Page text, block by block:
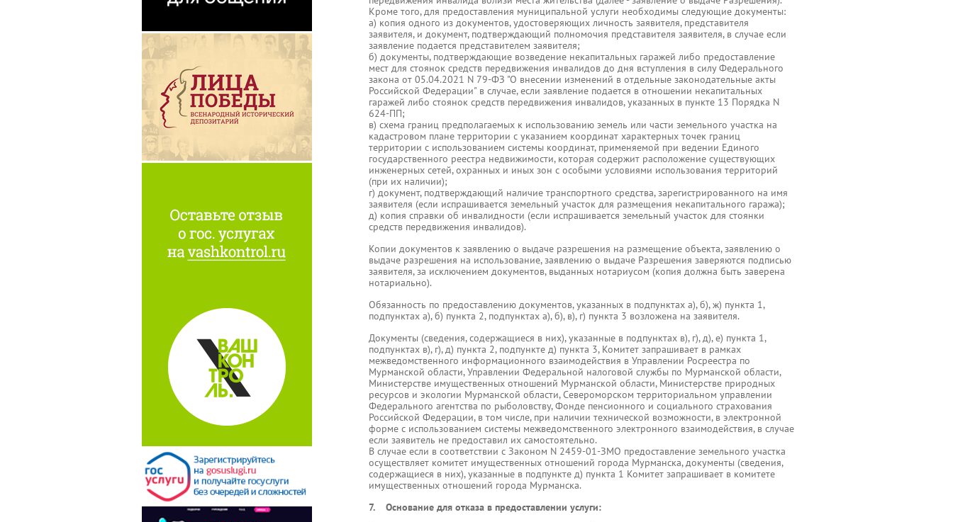
Кроме того, для предоставления муниципальной услуги необходимы следующие документы:
а) копия одного из документов, удостоверяющих личность заявителя, представителя
заявителя, и документ, подтверждающий полномочия представителя заявителя, в случае если
заявление подается представителем заявителя;
б) документы, подтверждающие возведение некапитальных гаражей либо предоставление
мест для стоянок средств передвижения инвалидов до дня вступления в силу Федерального
закона от 05.04.2021 N 79-ФЗ "О внесении изменений в отдельные законодательные акты
Российской Федерации" в случае, если заявление подается в отношении некапитальных
гаражей либо стоянок средств передвижения инвалидов, указанных в пункте 13 Порядка N
624-ПП;
в) схема границ предполагаемых к использованию земель или части земельного участка на
кадастровом плане территории с указанием координат характерных точек границ
территории с использованием системы координат, применяемой при ведении Единого
государственного реестра недвижимости, которая содержит расположение существующих
инженерных сетей, охранных и иных зон с особыми условиями использования территорий
(при их наличии);
г) документ, подтверждающий наличие транспортного средства, зарегистрированного на имя
заявителя (если испрашивается земельный участок для размещения некапитального гаража);
д) копия справки об инвалидности (если испрашивается земельный участок для стоянки
средств передвижения инвалидов).
Копии документов к заявлению о выдаче разрешения на размещение объекта, заявлению о
выдаче разрешения на использование, заявлению о выдаче Разрешения заверяются подписью
заявителя, за исключением документов, выданных нотариусом (копия должна быть заверена
нотариально).
Обязанность по предоставлению документов, указанных в подпунктах а), б), ж) пункта 1,
подпунктах а), б) пункта 2, подпунктах а), б), в), г) пункта 3 возложена на заявителя.
Документы (сведения, содержащиеся в них), указанные в подпунктах в), г), д), е) пункта 1,
подпунктах в), г), д) пункта 2, подпункте д) пункта 3, Комитет запрашивает в рамках
межведомственного информационного взаимодействия в Управлении Росреестра по
Мурманской области, Управлении Федеральной налоговой службы по Мурманской области,
Министерстве имущественных отношений Мурманской области, Министерстве природных
ресурсов и экологии Мурманской области, Североморском территориальном управлении
Федерального агентства по рыболовству, Фонде пенсионного и социального страхования
Российской Федерации, в том числе, при наличии технической возможности, в электронной
форме с использованием системы межведомственного электронного взаимодействия, в случае
если заявитель не предоставил их самостоятельно.
В случае если в соответствии с Законом N 2459-01-ЗМО предоставление земельного участка
осуществляет комитет имущественных отношений города Мурманска, документы (сведения,
содержащиеся в них), указанные в подпункте д) пункта 1 Комитет запрашивает в комитете
имущественных отношений города Мурманска.
7. Основание для отказа в предоставлении услуги: